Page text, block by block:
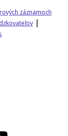
záznamoch
|